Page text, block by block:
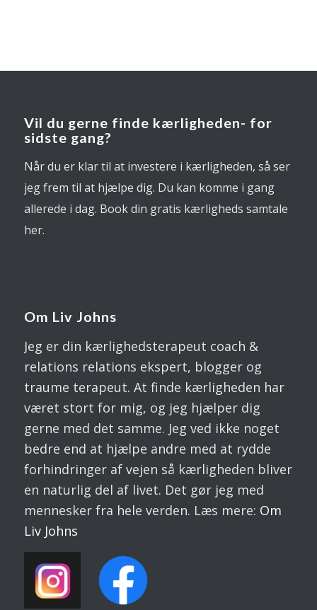
Vil du gerne finde kærligheden- for
sidste gang?
Når du er klar til at investere i kærligheden, så ser
jeg frem til at hjælpe dig. Du kan komme i gang
allerede i dag. Book din gratis kærligheds samtale
her.
Om Liv Johns
Jeg er din kærlighedsterapeut coach &
relations relations ekspert, blogger og
traume terapeut. At finde kærligheden har
været stort for mig, og jeg hjælper dig
gerne med det samme. Jeg ved ikke noget
bedre end at hjælpe andre med at rydde
forhindringer af vejen så kærligheden bliver
en naturlig del af livet. Det gør jeg med
mennesker fra hele verden. Læs mere: Om
Liv Johns